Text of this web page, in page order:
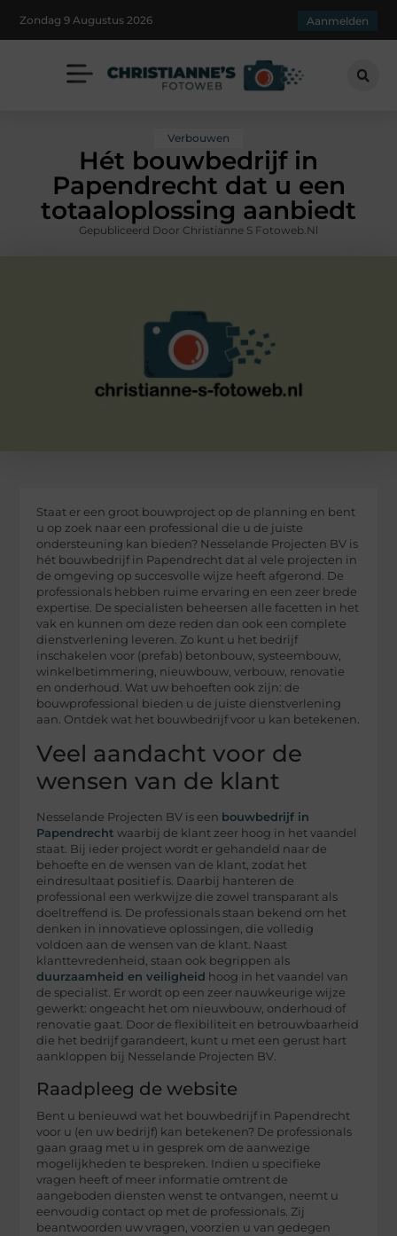
Zondag 9 Augustus 2026 Aanmelden
Verbouwen
Hét bouwbedrijf in
Papendrecht dat u een
totaaloplossing aanbiedt
Gepubliceerd Door Christianne S Fotoweb.nl
Staat er een groot bouwproject op de planning en bent
u op zoek naar een professional die u de juiste
ondersteuning kan bieden? Nesselande Projecten BV is
hét bouwbedrijf in Papendrecht dat al vele projecten in
de omgeving op succesvolle wijze heeft afgerond. De
professionals hebben ruime ervaring en een zeer brede
expertise. De specialisten beheersen alle facetten in het
vak en kunnen om deze reden dan ook een complete
dienstverlening leveren. Zo kunt u het bedrijf
inschakelen voor (prefab) betonbouw, systeembouw,
winkelbetimmering, nieuwbouw, verbouw, renovatie
en onderhoud. Wat uw behoeften ook zijn: de
bouwprofessional bieden u de juiste dienstverlening
aan. Ontdek wat het bouwbedrijf voor u kan betekenen.
Veel aandacht voor de
wensen van de klant
Nesselande Projecten BV is een bouwbedrijf in
Papendrecht waarbij de klant zeer hoog in het vaandel
staat. Bij ieder project wordt er gehandeld naar de
behoefte en de wensen van de klant, zodat het
eindresultaat positief is. Daarbij hanteren de
professional een werkwijze die zowel transparant als
doeltreffend is. De professionals staan bekend om het
denken in innovatieve oplossingen, die volledig
voldoen aan de wensen van de klant. Naast
klanttevredenheid, staan ook begrippen als
duurzaamheid en veiligheid hoog in het vaandel van
de specialist. Er wordt op een zeer nauwkeurige wijze
gewerkt: ongeacht het om nieuwbouw, onderhoud of
renovatie gaat. Door de flexibiliteit en betrouwbaarheid
die het bedrijf garandeert, kunt u met een gerust hart
aankloppen bij Nesselande Projecten BV.
Raadpleeg de website
Bent u benieuwd wat het bouwbedrijf in Papendrecht
voor u (en uw bedrijf) kan betekenen? De professionals
gaan graag met u in gesprek om de aanwezige
mogelijkheden te bespreken. Indien u specifieke
vragen heeft of meer informatie omtrent de
aangeboden diensten wenst te ontvangen, neemt u
eenvoudig contact op met de professionals. Zij
beantwoorden uw vragen, voorzien u van gedegen